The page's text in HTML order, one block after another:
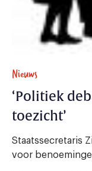
Nieuws
‘Politiek
toezicht’
Staatssecretaris
voor